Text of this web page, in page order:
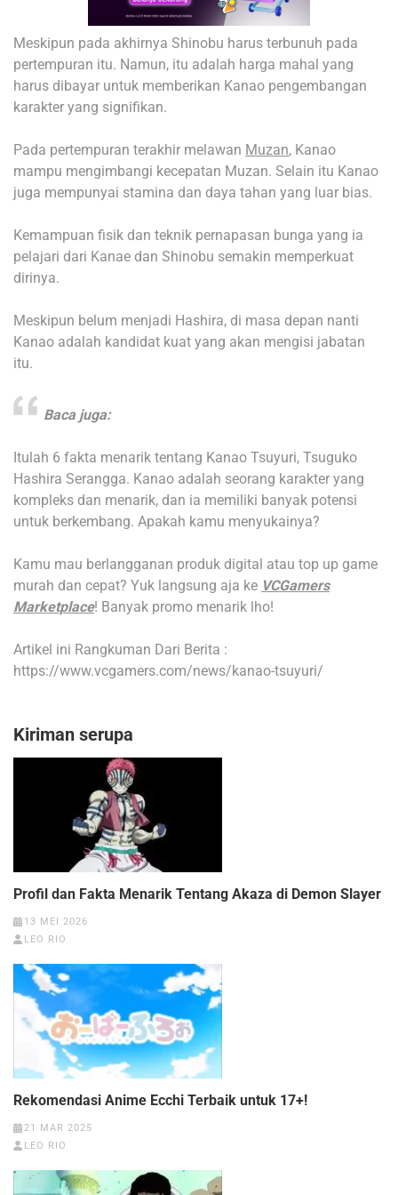
Meskipun pada akhirnya Shinobu harus terbunuh pada
pertempuran itu. Namun, itu adalah harga mahal yang
harus dibayar untuk memberikan Kanao pengembangan
karakter yang signifikan.
Pada pertempuran terakhir melawan Muzan, Kanao
mampu mengimbangi kecepatan Muzan. Selain itu Kanao
juga mempunyai stamina dan daya tahan yang luar bias.
Kemampuan fisik dan teknik pernapasan bunga yang ia
pelajari dari Kanae dan Shinobu semakin memperkuat
dirinya.
Meskipun belum menjadi Hashira, di masa depan nanti
Kanao adalah kandidat kuat yang akan mengisi jabatan
itu.
Baca juga:
Itulah 6 fakta menarik tentang Kanao Tsuyuri, Tsuguko
Hashira Serangga. Kanao adalah seorang karakter yang
kompleks dan menarik, dan ia memiliki banyak potensi
untuk berkembang. Apakah kamu menyukainya?
Kamu mau berlangganan produk digital atau top up game
murah dan cepat? Yuk langsung aja ke VCGamers
Marketplace! Banyak promo menarik lho!
Artikel ini Rangkuman Dari Berita :
https://www.vcgamers.com/news/kanao-tsuyuri/
Kiriman serupa
Profil dan Fakta Menarik Tentang Akaza di Demon Slayer
13 MEI 2026
LEO RIO
Rekomendasi Anime Ecchi Terbaik untuk 17+!
21 MAR 2025
LEO RIO